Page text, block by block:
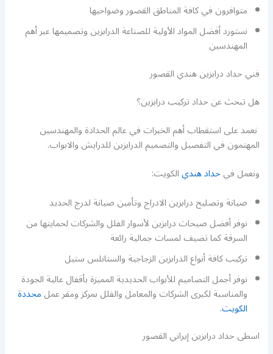
متوافرون في كافة المناطق القصور وضواحيها
نستورد أفضل المواد الأولية للصناعة الدرابزين وتصميمها عبر أهم
المهندسين
فني حداد درابزين هندي القصور
هل تبحث عن حداد تركيب درابزين؟
نعمد على استقطاب أهم الخبرات في عالم الحدادة والمهندسين
المهتمون في التفصيل والتصميم الدرابزين للدرايش والابواب.
ونعمل فيحداد هنديالكويت:
صيانة وتصليح درابزين الادراج وتأمين صيانة لدرج الحديد
نوفر أفضل صيحات درابزين لأسوار الفلل والشركات لحمايتها من
السرقة كما تضيف لمسات جمالية رائعة
تركيب كافة أنواع الدرابزين الزجاجية والستانلس ستيل
نوفر أجمل التصاميم للأبواب الحديدية المميزة بأقفال عالية الجودة
والمناسبة لكبرى الشركات والمعامل والفلل بمركز ومقر عملمحددة
الكويت.
اسطى حداد درابزين إيراني القصور